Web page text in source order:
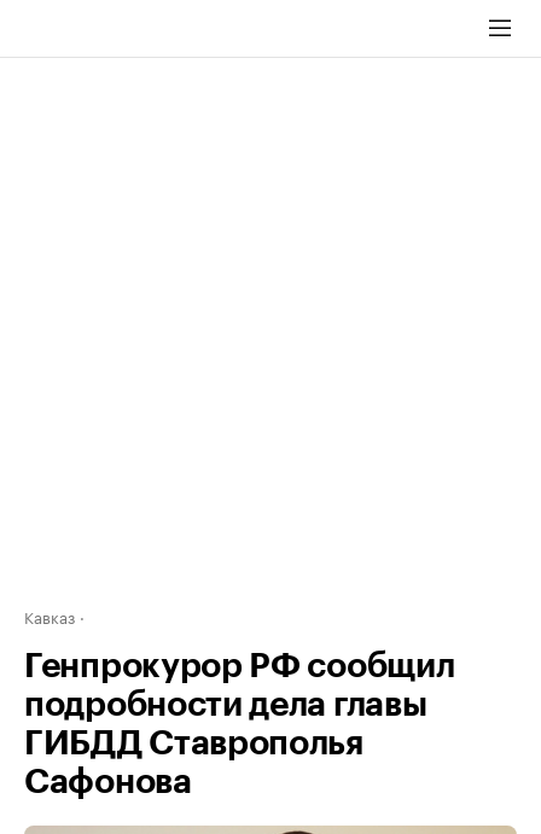
Кавказ
Генпрокурор РФ сообщил
подробности дела главы
ГИБДД Ставрополья
Сафонова